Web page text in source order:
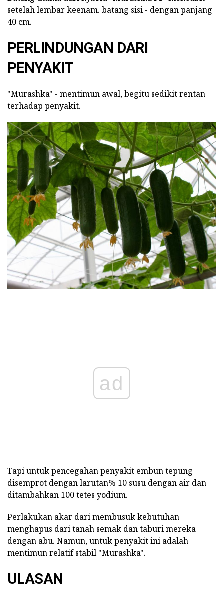
setelah lembar keenam. batang sisi - dengan panjang
40 cm.
PERLINDUNGAN DARI
PENYAKIT
"Murashka" - mentimun awal, begitu sedikit rentan
terhadap penyakit.
ad
Tapi untuk pencegahan penyakit embun tepung
disemprot dengan larutan% 10 susu dengan air dan
ditambahkan 100 tetes yodium.
Perlakukan akar dari membusuk kebutuhan
menghapus dari tanah semak dan taburi mereka
dengan abu. Namun, untuk penyakit ini adalah
mentimun relatif stabil "Murashka".
ULASAN